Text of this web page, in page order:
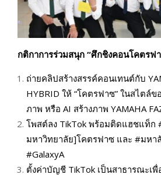
กติกาการร่วมสนุก “ศึกชิงคอนโคตรฟ
ถ่ายคลิปสร้างสรรค์คอนเทนต์กับ
HYBRID ให้ “โคตรฟาซ” ในสไตล์ข
ภาพ หรือ AI สร้างภาพ YAMAHA
โพสต์ลง TikTok พร้อมติดแฮชแท็ก
มหาวิทยาลัย]โคตรฟาซ และ #มหา
#GalaxyA
ตั้งค่าบัญชี TikTok เป็นสาธารณะเ